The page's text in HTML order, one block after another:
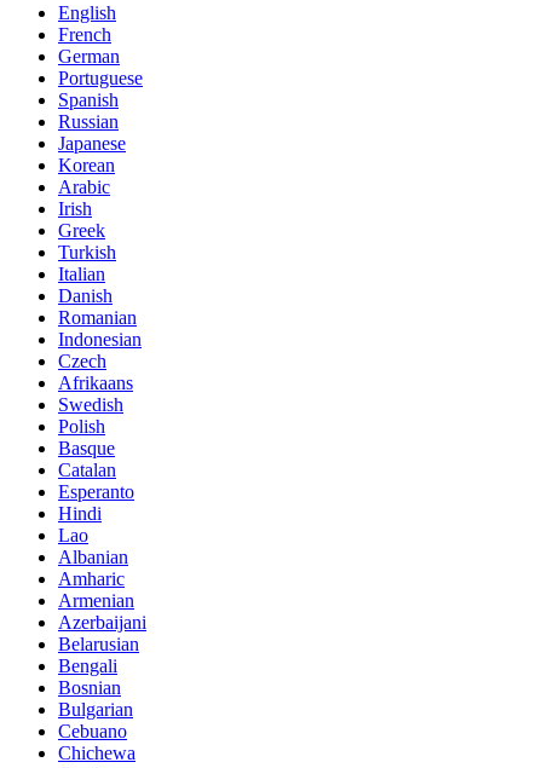
English
French
German
Portuguese
Spanish
Russian
Japanese
Korean
Arabic
Irish
Greek
Turkish
Italian
Danish
Romanian
Indonesian
Czech
Afrikaans
Swedish
Polish
Basque
Catalan
Esperanto
Hindi
Lao
Albanian
Amharic
Armenian
Azerbaijani
Belarusian
Bengali
Bosnian
Bulgarian
Cebuano
Chichewa